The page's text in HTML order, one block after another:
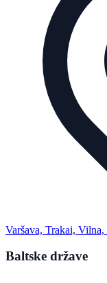
Varšava, Trakai,
Baltske države